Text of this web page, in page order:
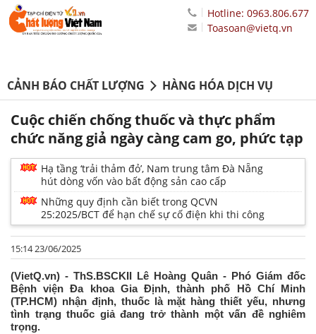
Hotline: 0963.806.677
Toasoan@vietq.vn
CẢNH BÁO CHẤT LƯỢNG HÀNG HÓA DỊCH VỤ
Cuộc chiến chống thuốc và thực phẩm
chức năng giả ngày càng cam go, phức tạp
Hạ tầng ‘trải thảm đỏ’, Nam trung tâm Đà Nẵng
hút dòng vốn vào bất động sản cao cấp
Những quy định cần biết trong QCVN
25:2025/BCT để hạn chế sự cố điện khi thi công
15:14 23/06/2025
(VietQ.vn) - ThS.BSCKII Lê Hoàng Quân - Phó Giám đốc
Bệnh viện Đa khoa Gia Định, thành phố Hồ Chí Minh
(TP.HCM) nhận định, thuốc là mặt hàng thiết yếu, nhưng
tình trạng thuốc giả đang trở thành một vấn đề nghiêm
trọng.